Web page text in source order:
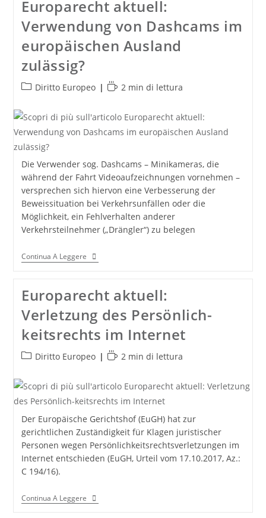
Den
Weg
Frei
Europarecht aktuell:
Verwendung von Dashcams im
europäischen Ausland
zulässig?
Categoria
Diritto Europeo
Tempo
lettura:
2 min di lettura
Die Verwender sog. Dashcams – Minikameras, die
während der Fahrt Videoaufzeichnungen vornehmen –
versprechen sich hiervon eine Verbesserung der
Beweissituation bei Verkehrsunfällen oder die
Möglichkeit, ein Fehlverhalten anderer
Verkehrsteilnehmer („Drängler“) zu belegen
Continua A LeggereEuroparecht
Aktuell:
Dashcams
Im
Europäischen
Ausland
Zulässig?
Europarecht aktuell:
Verletzung des Persönlich-
keitsrechts im Internet
Categoria
Diritto Europeo
Tempo
lettura:
2 min di lettura
Der Europäische Gerichtshof (EuGH) hat zur
gerichtlichen Zuständigkeit für Klagen juristischer
Personen wegen Persönlichkeitsrechtsverletzungen im
Internet entschieden (EuGH, Urteil vom 17.10.2017, Az.:
C 194/16).
Continua A LeggereEuroparecht
Aktuell: